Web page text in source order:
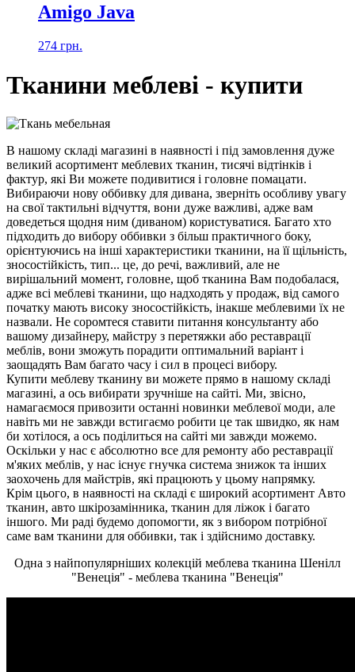
Amigo Java
274 грн.
Тканини меблеві - купити
В нашому складі магазині в наявності і під замовлення дуже
великий асортимент меблевих тканин, тисячі відтінків і
фактур, які Ви можете подивитися і головне помацати.
Вибираючи нову оббивку для дивана, зверніть особливу увагу
на свої тактильні відчуття, вони дуже важливі, адже вам
доведеться щодня ним (диваном) користуватися. Багато хто
підходить до вибору оббивки з більш практичного боку,
орієнтуючись на інші характеристики тканини, на її щільність,
зносостійкість, тип... це, до речі, важливий, але не
вирішальний момент, головне, щоб тканина Вам подобалася,
адже всі меблеві тканини, що надходять у продаж, від самого
початку мають високу зносостійкість, інакше меблевими їх не
назвали. Не соромтеся ставити питання консультанту або
вашому дизайнеру, майстру з перетяжки або реставрації
меблів, вони зможуть порадити оптимальний варіант і
заощадять Вам багато часу і сил в процесі вибору.
Купити меблеву тканину ви можете прямо в нашому складі
магазині, а ось вибирати зручніше на сайті. Ми, звісно,
намагаємося привозити останні новинки меблевої моди, але
навіть ми не завжди встигаємо робити це так швидко, як нам
би хотілося, а ось поділиться на сайті ми завжди можемо.
Оскільки у нас є абсолютно все для ремонту або реставрації
м'яких меблів, у нас існує гнучка система знижок та інших
заохочень для майстрів, які працюють у цьому напрямку.
Крім цього, в наявності на складі є широкий асортимент Авто
тканин, авто шкірозамінника, тканин для ліжок і багато
іншого. Ми раді будемо допомогти, як з вибором потрібної
саме вам тканини для оббивки, так і здійснимо доставку.
Одна з найпопулярніших колекцій меблева тканина Шенілл
"Венеція" - меблева тканина "Венеція"